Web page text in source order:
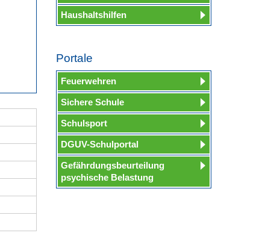
Haushaltshilfen
Portale
Feuerwehren
Sichere Schule
Schulsport
DGUV-Schulportal
Gefährdungsbeurteilung
psychische Belastung